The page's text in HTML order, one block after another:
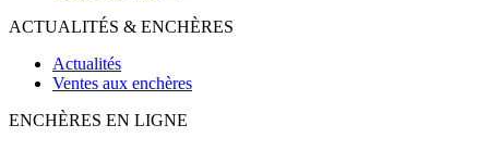
ACTUALITÉS & ENCHÈRES
Actualités
Ventes aux enchères
ENCHÈRES EN LIGNE